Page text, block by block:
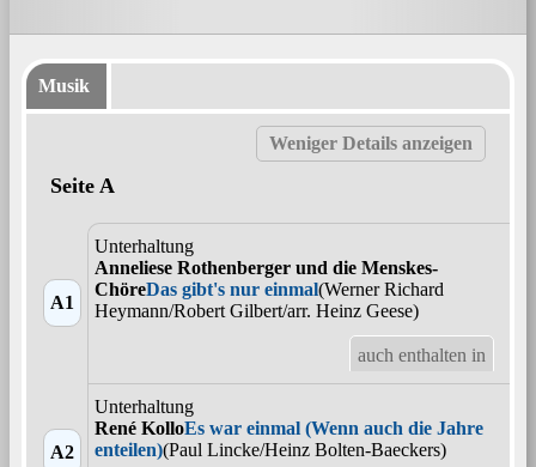
Musik
Seite A
A1
Unterhaltung
Anneliese Rothenberger und die Menskes-
ChöreDas gibt's nur einmal(Werner Richard
Heymann/Robert Gilbert/arr. Heinz Geese)
auch enthalten in
A2
Unterhaltung
René KolloEs war einmal (Wenn auch die Jahre
enteilen)(Paul Lincke/Heinz Bolten-Baeckers)